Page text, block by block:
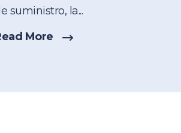
suministro, la...
More